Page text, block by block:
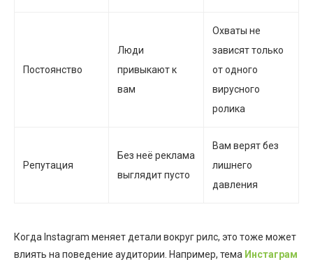
Постоянство
Люди
привыкают к
вам
Охваты не
зависят только
от одного
вирусного
ролика
Репутация
Без неё реклама
выглядит пусто
Вам верят без
лишнего
давления
Когда Instagram меняет детали вокруг рилс, это тоже может
влиять на поведение аудитории. Например, тема Инстаграм